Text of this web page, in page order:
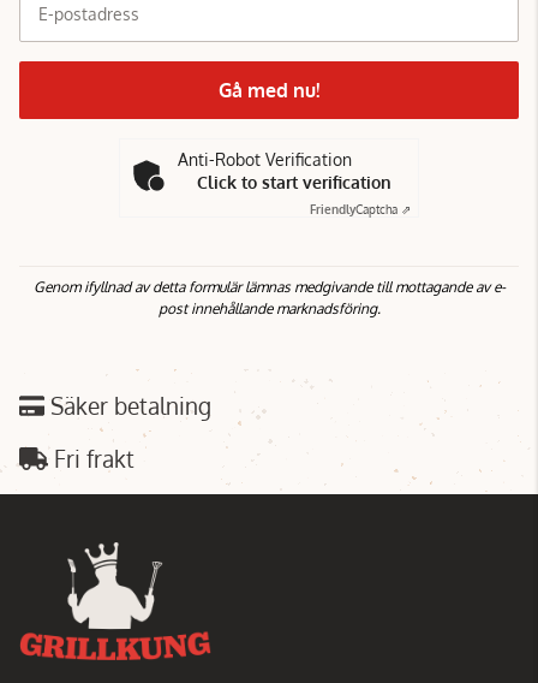
E-postadress
Gå med nu!
Anti-Robot Verification
Click to start verification
FriendlyCaptcha ⇗
Genom ifyllnad av detta formulär lämnas medgivande till mottagande av e-
post innehållande marknadsföring.
Säker betalning
Fri frakt